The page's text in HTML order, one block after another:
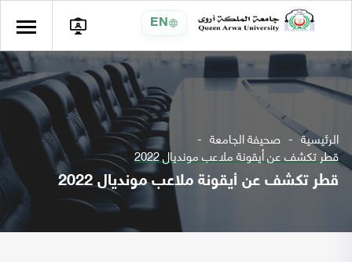
EN
الرئيسية صحيفة الجامعة
قطر تكشف عن أيقونة ملاعب مونديال 2022
قطر تكشف عن أيقونة ملاعب مونديال 2022